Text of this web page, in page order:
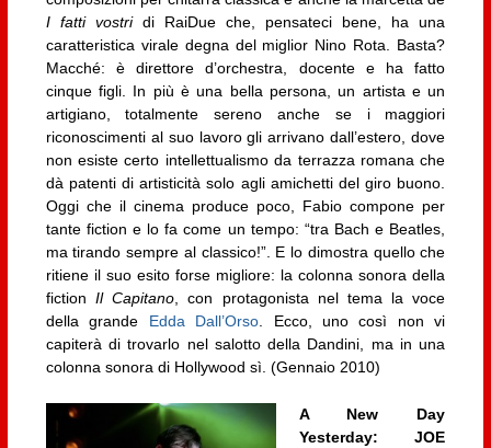
I fatti vostridi RaiDue che, pensateci bene, ha una
caratteristica virale degna del miglior Nino Rota. Basta?
Macché: è direttore d’orchestra, docente e ha fatto
cinque figli. In più è una bella persona, un artista e un
artigiano, totalmente sereno anche se i maggiori
riconoscimenti al suo lavoro gli arrivano dall’estero, dove
non esiste certo intellettualismo da terrazza romana che
dà patenti di artisticità solo agli amichetti del giro buono.
Oggi che il cinema produce poco, Fabio compone per
tante fiction e lo fa come un tempo: “tra Bach e Beatles,
ma tirando sempre al classico!”. E lo dimostra quello che
ritiene il suo esito forse migliore: la colonna sonora della
fiction Il Capitano , con protagonista nel tema la voce
della grande Edda Dall’Orso . Ecco, uno così non vi
capiterà di trovarlo nel salotto della Dandini, ma in una
colonna sonora di Hollywood sì. (Gennaio 2010)
A New Day
Yesterday: JOE